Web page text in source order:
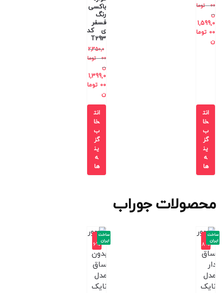
00
توما
ن
1,599,0
00 توما
ن
انت
خا
ب
گز
ین
ه
ها
باکسی
رنگ
فسفر
ی کد
T293
2,350,0
00
توما
ن
1,399,0
00 توما
ن
انت
خا
ب
گز
ین
ه
ها
محصولات جوراب
-1
8%
ساخت
ایران
-1
6%
ساخت
ایران